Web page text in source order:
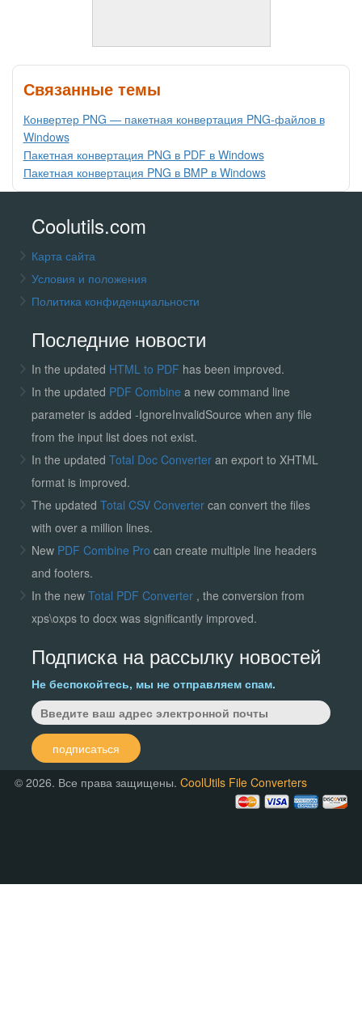
Связанные темы
Конвертер PNG — пакетная конвертация PNG-файлов в
Windows
Пакетная конвертация PNG в PDF в Windows
Пакетная конвертация PNG в BMP в Windows
Coolutils.com
Карта сайта
Условия и положения
Политика конфиденциальности
Последние новости
In the updated HTML to PDF has been improved.
In the updated PDF Combine a new command line
parameter is added -IgnoreInvalidSource when any file
from the input list does not exist.
In the updated Total Doc Converter an export to XHTML
format is improved.
The updated Total CSV Convertercan convert the files
with over a million lines.
New PDF Combine Pro can create multiple line headers
and footers.
In the new Total PDF Converter , the conversion from
xps\oxps to docx was significantly improved.
Подписка на рассылку новостей
Не беспокойтесь, мы не отправляем спам.
подписаться
© 2026. Все права защищены.CoolUtils File Converters